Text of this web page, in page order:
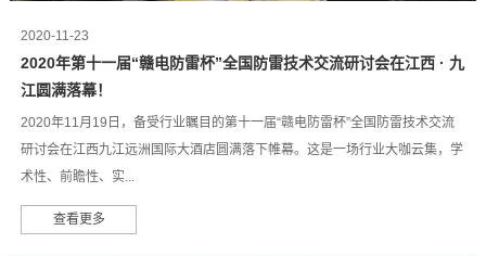
2020-11-23
2020年第十一届“赣电防雷杯”全国防雷技术交流研讨会在江西 · 九
江圆满落幕！
2020年11月19日，备受行业瞩目的第十一届“赣电防雷杯”全国防雷技术交流
研讨会在江西九江远洲国际大酒店圆满落下帷幕。这是一场行业大咖云集，学
术性、前瞻性、实...
查看更多